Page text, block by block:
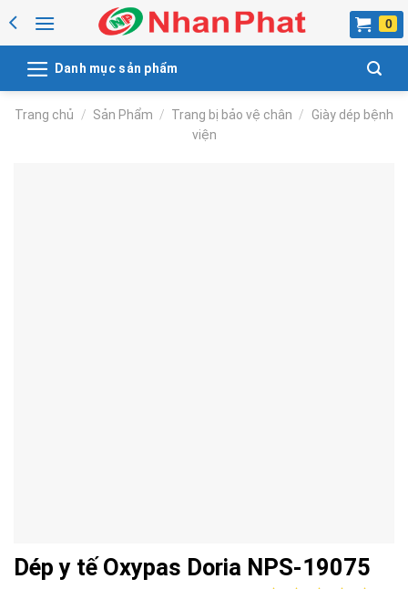
to
Danh mục sản phẩm
Trang chủ / Sản Phẩm / Trang bị bảo vệ chân / Giày dép bệnh
viện
Dép y tế Oxypas Doria NPS-19075